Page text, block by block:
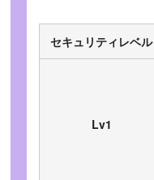
セキュリティレベル
Lv1